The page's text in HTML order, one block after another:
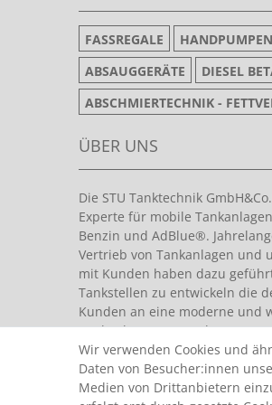
FASSREGALE HANDPUMPEN
ABSAUGGERÄTE
DIESEL
ABSCHMIERTECHNIK -
ÜBER UNS
Die STU Tanktechnik
Experte für mobile
Benzin und AdBlue®.
Vertrieb von Tankanlagen und
mit Kunden haben dazu
Tankstellen zu entwickeln die
Kunden an eine moderne und
Tankanlage entsprechen.
Wir verwenden Cookies und
Daten von Besucher:innen
Medien von Drittanbietern